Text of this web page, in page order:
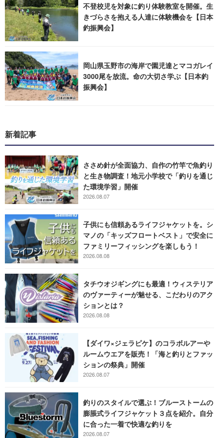
不登校児を対象に釣り体験教室を開催。生
きづらさを抱える人達に体験機会を【日本
釣振興会】
岡山県玉野市の海岸で園児達とマコガレイ
3000尾を放流。命の大切さ学ぶ【日本釣
振興会】
新着記事
ささめ針が全面協力、自作の竹竿で魚釣り
と生き物調査！地元小学校で「釣りを通じ
た環境学習」開催
2026.08.07
子供にも信頼あるライフジャケットを。シ
マノの「キッズフロートベスト」で安全に
ファミリーフィッシングを楽しもう！
2026.08.08
タチウオジギングにも最適！ウィステリア
のヴァーティーが魅せる、こだわりのアク
ションとは？
2026.08.08
【ダイワ×ジェラピケ】のコラボルアーや
ルームウエアを販売！「海と釣りとファッ
ションの祭典」開催
2026.08.07
釣りのスタイルで選ぶ！ブルーストームの
膨脹式ライフジャケット３点を紹介。自分
に合った一着で快適な釣りを
2026.08.07